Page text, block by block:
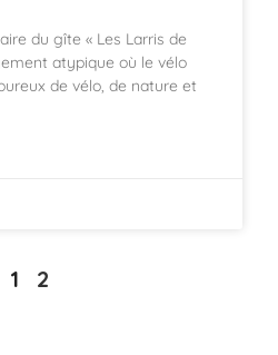
du gîte « Les Larris de
atypique où le vélo
de vélo, de nature et
1 2